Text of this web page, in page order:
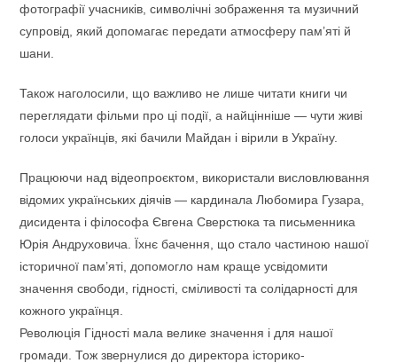
фотографії учасників, символічні зображення та музичний
супровід, який допомагає передати атмосферу пам’яті й
шани.
Також наголосили, що важливо не лише читати книги чи
переглядати фільми про ці події, а найцінніше — чути живі
голоси українців, які бачили Майдан і вірили в Україну.
Працюючи над відеопроєктом, використали висловлювання
відомих українських діячів — кардинала Любомира Гузара,
дисидента і філософа Євгена Сверстюка та письменника
Юрія Андруховича. Їхнє бачення, що стало частиною нашої
історичної пам’яті, допомогло нам краще усвідомити
значення свободи, гідності, сміливості та солідарності для
кожного українця.
Революція Гідності мала велике значення і для нашої
громади. Тож звернулися до директора історико-